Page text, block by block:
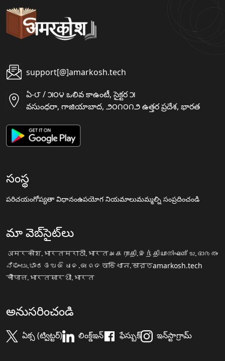
support[@]amarkosh.tech
ఏ-౮ / ౫౦౪ ఒలివ కాఉంటీ, సైక్టర ౫
వసుంధరా, గాజియాబాద, ౨౦౧౦౧౨ ఉత్తర ప్రదేశ, భారత
సంస్థ
పరిచయంగోప్యతా విధానంఉపయోగ నియమాలుమమ్మల్ని సంప్రదించండి
మా వెబ్‌సైట్‌లు
अमरकोश.भारतमराठी.भारतஅகராதி.இந்தியாനിഘണ്ടു.ഭാരതം
ನಿಘಂಟು.ಭಾರತ ଅଭିଧାନ.ଭାରତ অভিধান.ভারতamarkosh.tech
चौपाल.भारतसारथी.भारत
అనుసరించండి
ఏక్స (ట్విట్టర్) లింక్డ్ఇన్ ఫేస్బుక్ ఇన్‌స్టాగ్రామ్